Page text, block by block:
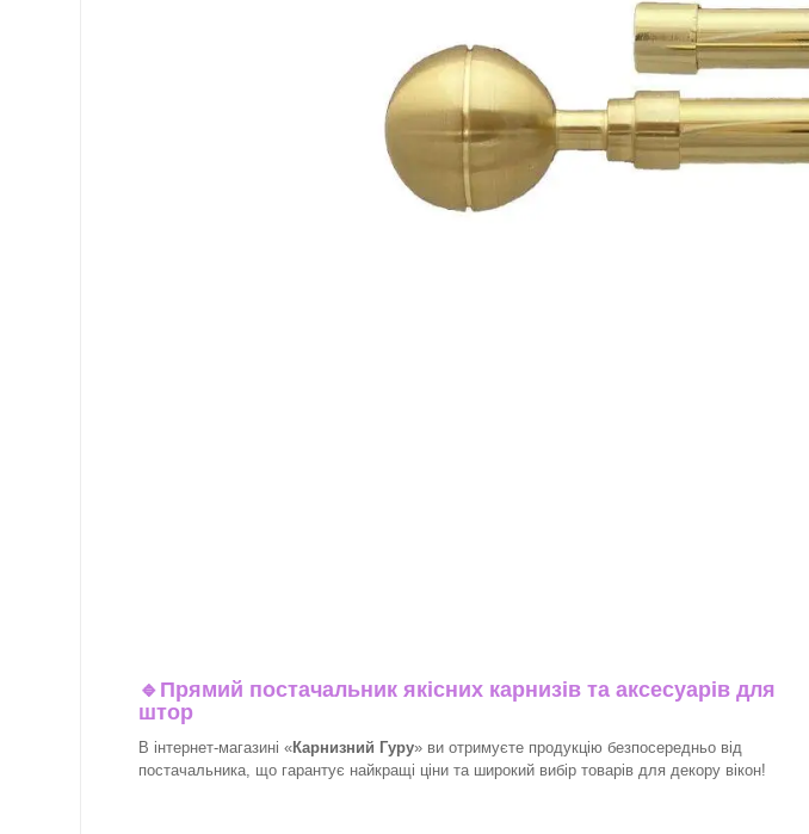
🔹 Прямий постачальник якісних карнизів та аксесуарів для
штор
В інтернет-магазині «Карнизний Гуру» ви отримуєте продукцію безпосередньо від
постачальника, що гарантує найкращі ціни та широкий вибір товарів для декору вікон!​